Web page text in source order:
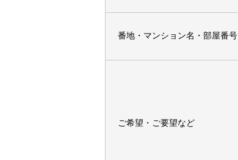
番地・マンション名・部屋番号
ご希望・ご要望など